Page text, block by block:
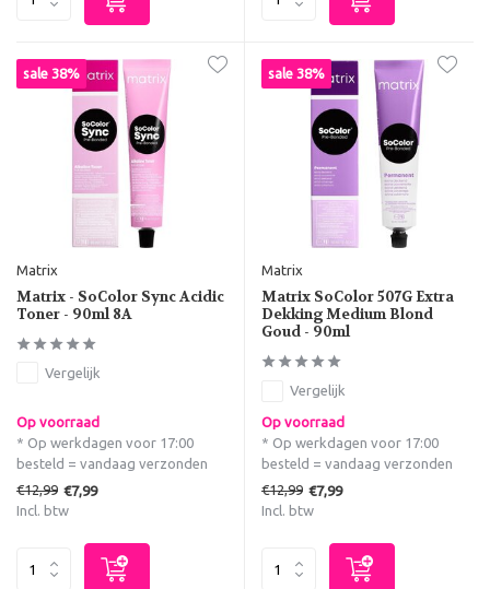
sale 38%
Matrix
Matrix - SoColor Sync Acidic
Toner - 90ml 8A
Vergelijk
Op voorraad
* Op werkdagen voor 17:00
besteld = vandaag verzonden
€12,99 €7,99
Incl. btw
sale 38%
Matrix
Matrix SoColor 507G Extra
Dekking Medium Blond
Goud - 90ml
Vergelijk
Op voorraad
* Op werkdagen voor 17:00
besteld = vandaag verzonden
€12,99 €7,99
Incl. btw